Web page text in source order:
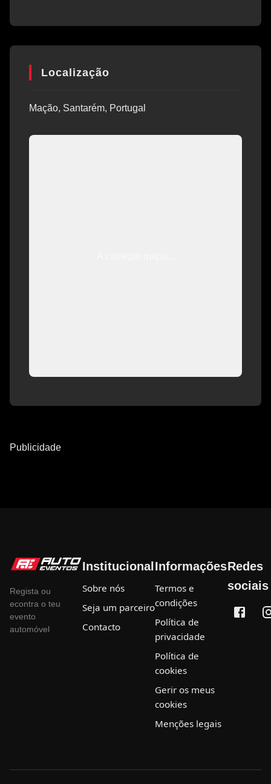
Localização
Mação, Santarém, Portugal
Publicidade
Regista ou
econtra o teu
evento
automóvel
Institucional
Sobre nós
Seja um parceiro
Contacto
Informações
Termos e
condições
Política de
privacidade
Política de
cookies
Gerir os meus
cookies
Menções legais
Redes
sociais